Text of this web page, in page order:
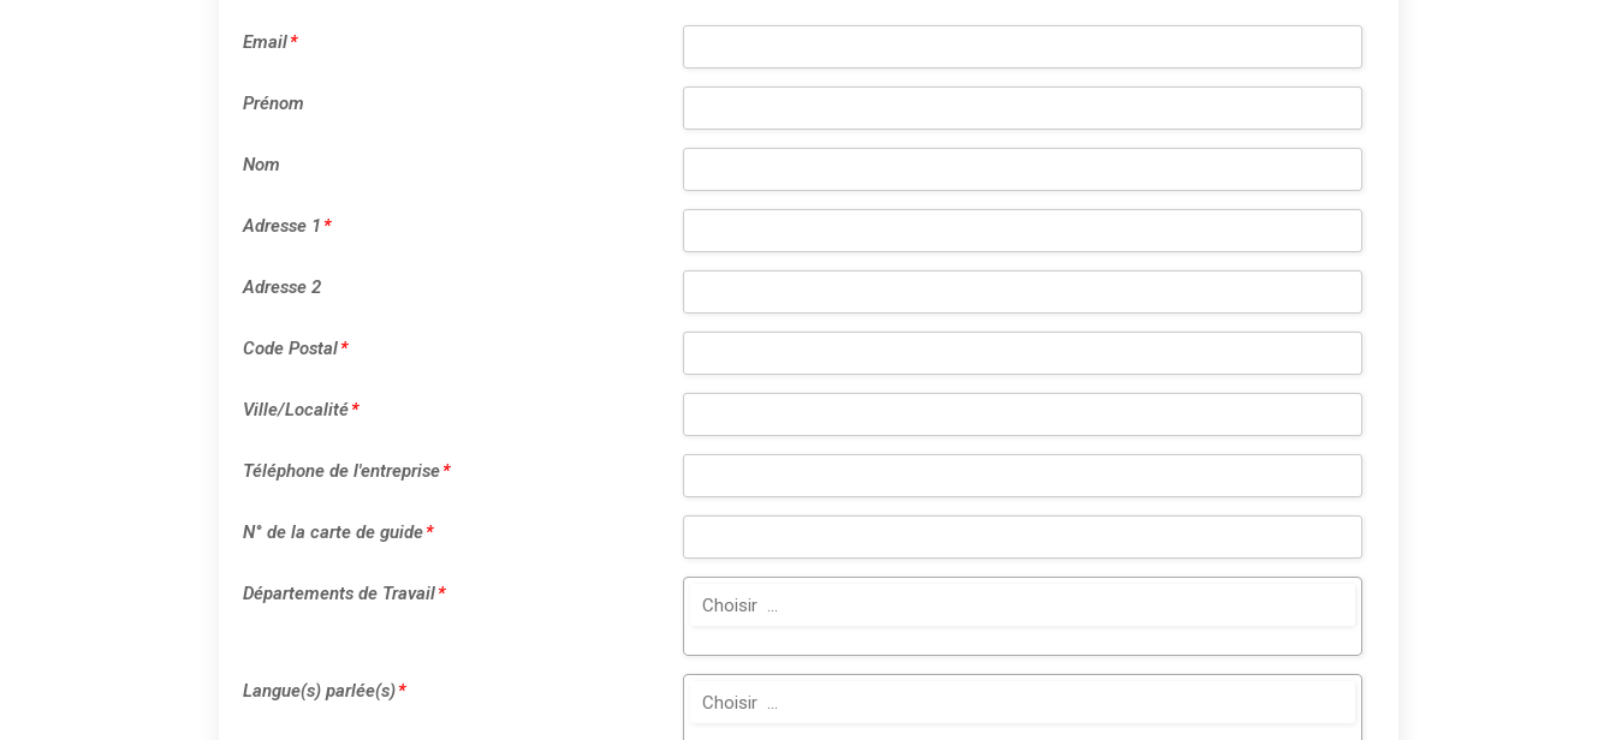
Email*
Prénom
Nom
Adresse 1 *
Adresse 2
Code Postal*
Ville/Localité*
Téléphone de l'entreprise*
N° de la carte de guide*
Départements de Travail*
Langue(s) parlée(s)*